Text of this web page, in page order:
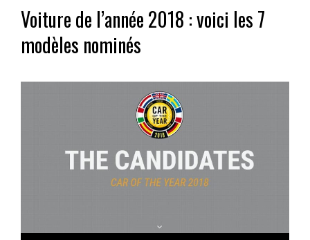
Voiture de l’année 2018 : voici les 7
modèles nominés